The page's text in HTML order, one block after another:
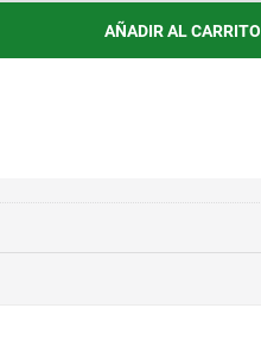
AÑADIR AL CARRITO